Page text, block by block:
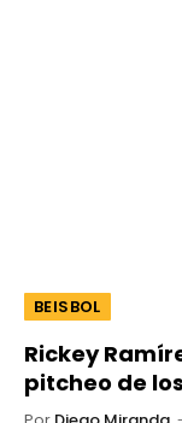
BEISBOL
Rickey
pitcheo de